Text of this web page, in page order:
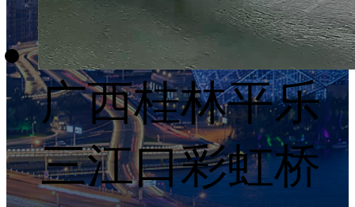
广西桂林平乐
三江口彩虹桥